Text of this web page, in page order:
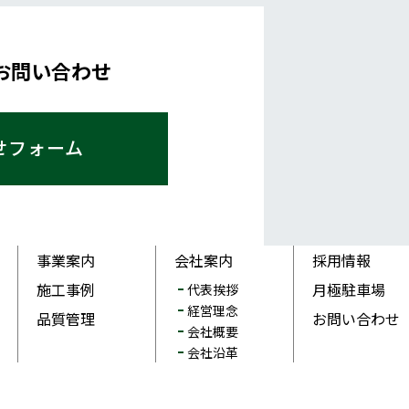
問い合わせ
フォーム
事業案内
施工事例
品質管理
会社案内
代表挨拶
経営理念
会社概要
会社沿革
採用情報
月極駐車場
お問い合わせ